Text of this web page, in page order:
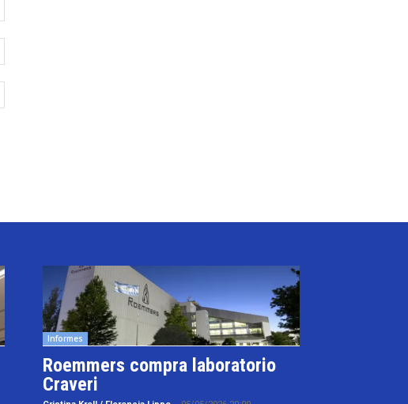
Informes
Roemmers compra laboratorio
Craveri